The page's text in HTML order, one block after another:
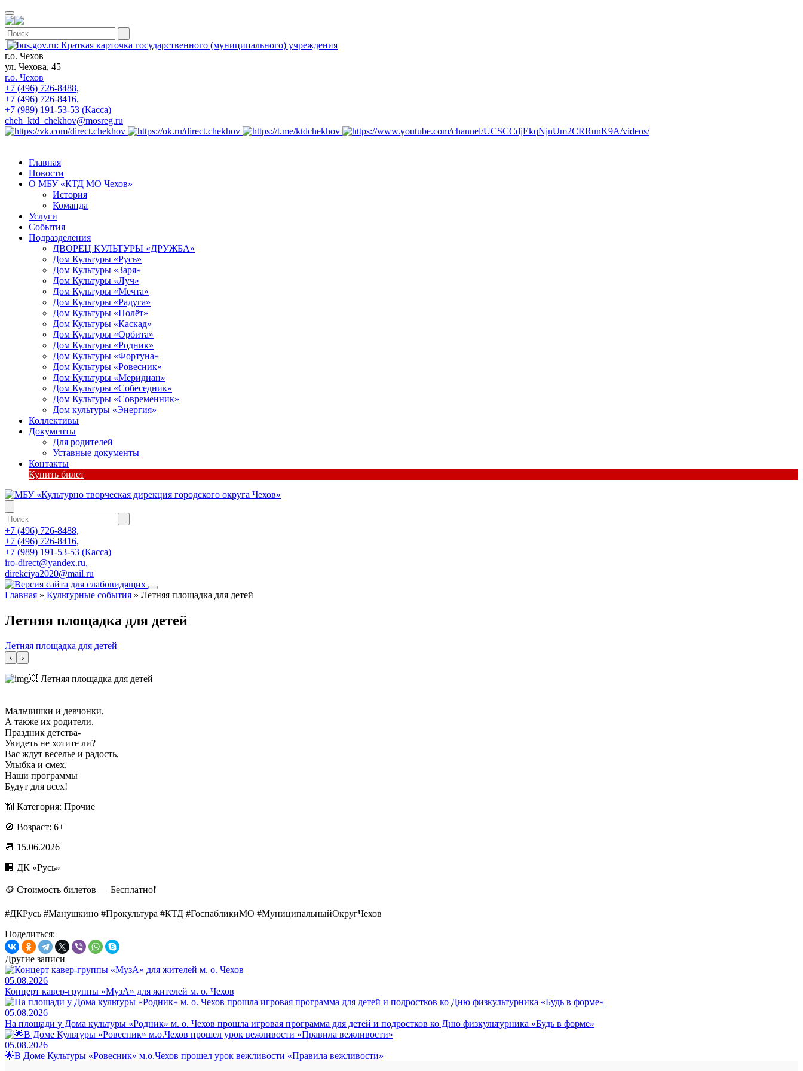
г.о. Чехов
ул. Чехова, 45
г.о. Чехов
+7 (496) 726-8488,
+7 (496) 726-8416,
+7 (989) 191-53-53 (Касса)
cheh_ktd_chekhov@mosreg.ru
Главная
Новости
О МБУ «КТД МО Чехов»
История
Команда
Услуги
События
Подразделения
ДВОРЕЦ КУЛЬТУРЫ «ДРУЖБА»
Дом Культуры «Русь»
Дом Культуры «Заря»
Дом Культуры «Луч»
Дом Культуры «Мечта»
Дом Культуры «Радуга»
Дом Культуры «Полёт»
Дом Культуры «Каскад»
Дом Культуры «Орбита»
Дом Культуры «Родник»
Дом Культуры «Фортуна»
Дом Культуры «Ровесник»
Дом Культуры «Меридиан»
Дом Культуры «Собеседник»
Дом Культуры «Современник»
Дом культуры «Энергия»
Коллективы
Документы
Для родителей
Уставные документы
Контакты
Купить билет
+7 (496) 726-8488,
+7 (496) 726-8416,
+7 (989) 191-53-53 (Касса)
iro-direct@yandex.ru,
direkciya2020@mail.ru
Главная » Культурные события » Летняя площадка для детей
Летняя площадка для детей
Летняя площадка для детей
‹ ›
💥 Летняя площадка для детей
Мальчишки и девчонки,
А также их родители.
Праздник детства-
Увидеть не хотите ли?
Вас ждут веселье и радость,
Улыбка и смех.
Наши программы
Будут для всех!
📶 Категория: Прочие
🚫 Возраст: 6+
📆 15.06.2026
🏢 ДК «Русь»
🪙 Стоимость билетов — Бесплатно❗️
#ДКРусь #Манушкино #Прокультура #КТД #ГоспабликиМО #МуниципальныйОкругЧехов
Поделиться:
Другие записи
05.08.2026
Концерт кавер-группы «МузА» для жителей м. о. Чехов
05.08.2026
На площади у Дома культуры «Родник» м. о. Чехов прошла игровая программа для детей и подростков ко Дню физкультурника «Будь в форме»
05.08.2026
🌟В Доме Культуры «Ровесник» м.о.Чехов прошел урок вежливости «Правила вежливости»